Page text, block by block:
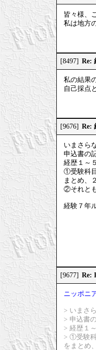
皆々様、
私は地方
[8497] Re:
私の結果
自己採点
[9676] Re:
いまさら
申込書の
経歴１～
①受験科
まとめ、
②それと
経験７年
[9677] Re:
ニッポニ
> いまさ
> 申込書
> 経歴１
> ①受験
をまとめ